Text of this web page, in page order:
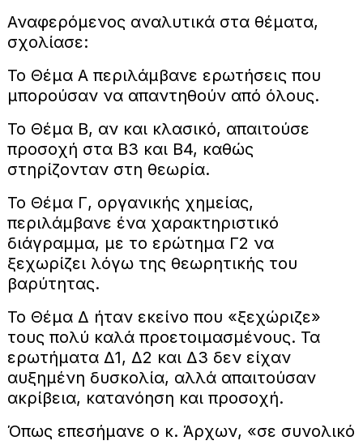
Αναφερόμενος αναλυτικά στα θέματα,
σχολίασε:
Το Θέμα Α περιλάμβανε ερωτήσεις που
μπορούσαν να απαντηθούν από όλους.
Το Θέμα Β, αν και κλασικό, απαιτούσε
προσοχή στα Β3 και Β4, καθώς
στηρίζονταν στη θεωρία.
Το Θέμα Γ, οργανικής χημείας,
περιλάμβανε ένα χαρακτηριστικό
διάγραμμα, με το ερώτημα Γ2 να
ξεχωρίζει λόγω της θεωρητικής του
βαρύτητας.
Το Θέμα Δ ήταν εκείνο που «ξεχώριζε»
τους πολύ καλά προετοιμασμένους. Τα
ερωτήματα Δ1, Δ2 και Δ3 δεν είχαν
αυξημένη δυσκολία, αλλά απαιτούσαν
ακρίβεια, κατανόηση και προσοχή.
Όπως επεσήμανε ο κ. Άρχων, «σε συνολικό